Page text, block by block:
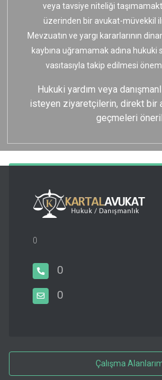
veya tavsiye niteliği
üzerinden bir avukat-müvekkil
Mevzuatın ve yargı kararlarının
kaybına uğramamak adına
vasıtasıyla takip edilmesi
Hukuki yardım veya
isteyen ziyaretçilerin, direkt bir
geçmeleri
0
0
0
Çalışma